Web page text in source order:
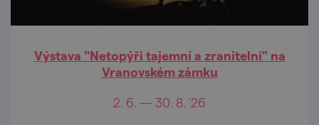
Výstava "Netopýři tajemní a zranitelní" na
Vranovském zámku
2. 6. — 30. 8. '26